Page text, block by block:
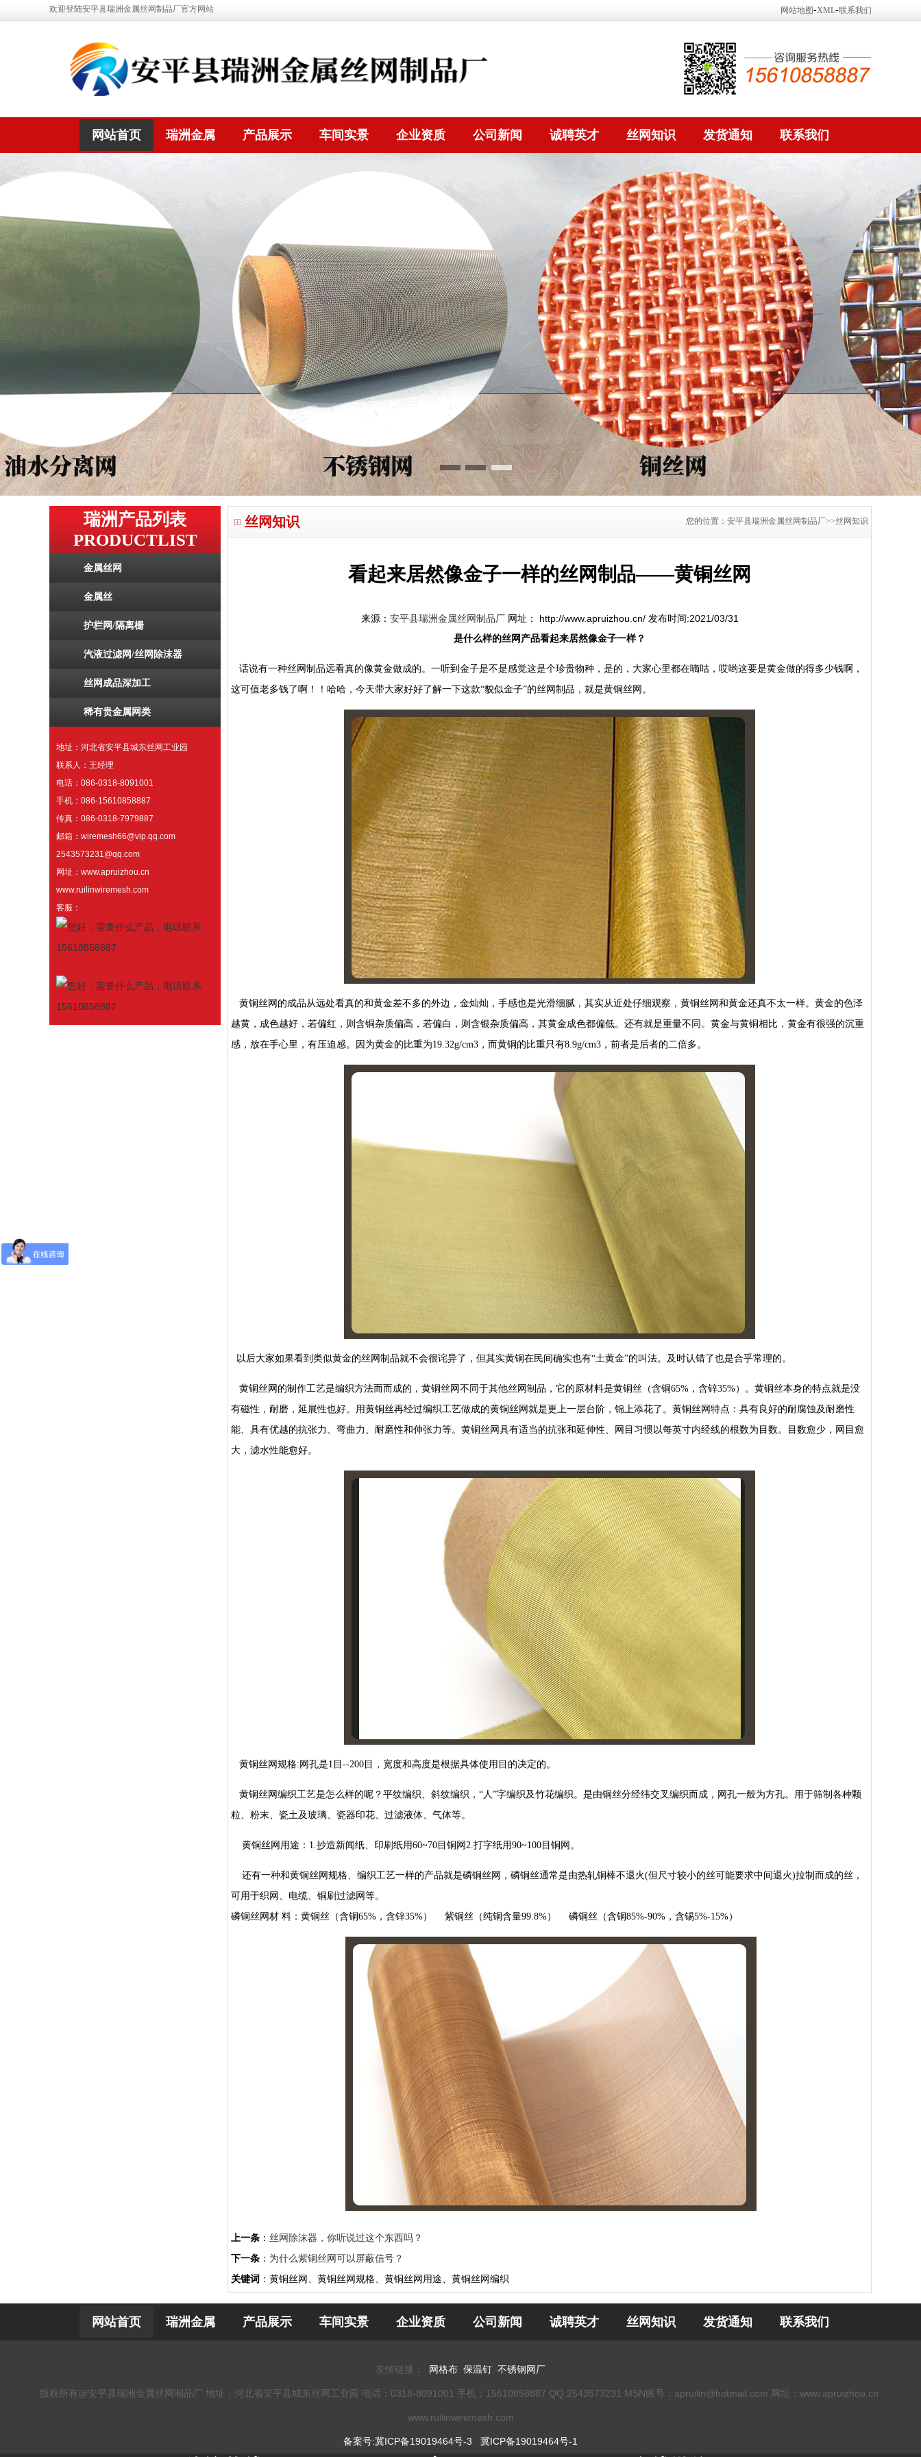
欢迎登陆安平县瑞洲金属丝网制品厂官方网站 网站地图-XML-联系我们
网站首页 瑞洲金属 产品展示 车间实景 企业资质 公司新闻 诚聘英才 丝网知识 发货通知 联系我们
瑞洲产品列表
PRODUCTLIST
金属丝网
金属丝
护栏网/隔离栅
汽液过滤网/丝网除沫器
丝网成品深加工
稀有贵金属网类
地址：河北省安平县城东丝网工业园
联系人：王经理
电话：086-0318-8091001
手机：086-15610858887
传真：086-0318-7979887
邮箱：wiremesh66@vip.qq.com
2543573231@qq.com
网址：www.apruizhou.cn
www.ruilinwiremesh.com
客服：
丝网知识 您的位置：安平县瑞洲金属丝网制品厂>>丝网知识
看起来居然像金子一样的丝网制品——黄铜丝网
来源： 安平县瑞洲金属丝网制品厂网址： http://www.apruizhou.cn/ 发布时间:2021/03/31
是什么样的丝网产品看起来居然像金子一样？
话说有一种丝网制品远看真的像黄金做成的。一听到金子是不是感觉这是个珍贵物种，是的，大家心里都在嘀咕，哎哟这要是黄金做的得多少钱啊，
这可值老多钱了啊！！哈哈，今天带大家好好了解一下这款“貌似金子”的丝网制品，就是黄铜丝网。
黄铜丝网的成品从远处看真的和黄金差不多的外边，金灿灿，手感也是光滑细腻，其实从近处仔细观察，黄铜丝网和黄金还真不太一样。黄金的色泽
越黄，成色越好，若偏红，则含铜杂质偏高，若偏白，则含银杂质偏高，其黄金成色都偏低。还有就是重量不同。黄金与黄铜相比，黄金有很强的沉重
感，放在手心里，有压迫感。因为黄金的比重为19.32g/cm3，而黄铜的比重只有8.9g/cm3，前者是后者的二倍多。
以后大家如果看到类似黄金的丝网制品就不会很诧异了，但其实黄铜在民间确实也有“土黄金”的叫法。及时认错了也是合乎常理的。
黄铜丝网的制作工艺是编织方法而而成的，黄铜丝网不同于其他丝网制品，它的原材料是黄铜丝（含铜65%，含锌35%）。黄铜丝本身的特点就是没
有磁性，耐磨，延展性也好。用黄铜丝再经过编织工艺做成的黄铜丝网就是更上一层台阶，锦上添花了。黄铜丝网特点：具有良好的耐腐蚀及耐磨性
能、具有优越的抗张力、弯曲力、耐磨性和伸张力等。黄铜丝网具有适当的抗张和延伸性、网目习惯以每英寸内经线的根数为目数。目数愈少，网目愈
大，滤水性能愈好。
黄铜丝网规格:网孔是1目--200目，宽度和高度是根据具体使用目的决定的。
黄铜丝网编织工艺是怎么样的呢？平纹编织、斜纹编织，“人”字编织及竹花编织。是由铜丝分经纬交叉编织而成，网孔一般为方孔。用于筛制各种颗
粒、粉末、瓷土及玻璃、瓷器印花、过滤液体、气体等。
黄铜丝网用途：1.抄造新闻纸、印刷纸用60~70目铜网2.打字纸用90~100目铜网。
还有一种和黄铜丝网规格、编织工艺一样的产品就是磷铜丝网，磷铜丝通常是由热轧铜棒不退火(但尺寸较小的丝可能要求中间退火)拉制而成的丝，
可用于织网、电缆、铜刷过滤网等。
磷铜丝网材 料：黄铜丝（含铜65%，含锌35%） 紫铜丝（纯铜含量99.8%） 磷铜丝（含铜85%-90%，含锡5%-15%）
上一条 ： 丝网除沫器，你听说过这个东西吗？
下一条 ： 为什么紫铜丝网可以屏蔽信号？
关键词 ：黄铜丝网、黄铜丝网规格、黄铜丝网用途、黄铜丝网编织
网站首页 瑞洲金属 产品展示 车间实景 企业资质 公司新闻 诚聘英才 丝网知识 发货通知 联系我们
友情链接： 网格布 保温钉 不锈钢网厂
版权所有@安平县瑞洲金属丝网制品厂 地址：河北省安平县城东丝网工业园 电话：0318-8091001 手机：15610858887 QQ:2543573231 MSN账号：apruilin@hotmail.com 网址：www.apruizhou.cn
www.ruilinwiremesh.com
备案号:冀ICP备19019464号-3 冀ICP备19019464号-1